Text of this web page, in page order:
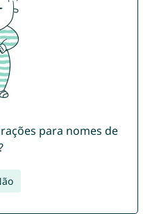
para nomes de